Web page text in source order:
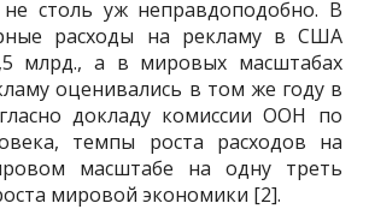
столь уж неправдоподобно. В
расходы на рекламу в США
млрд., а в мировых масштабах
оценивались в том же году в
докладу комиссии ООН по
темпы роста расходов на
масштабе на одну треть
мировой эконо­мики [2].